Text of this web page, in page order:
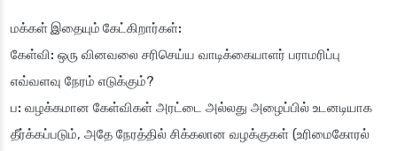
மக்கள் இதையும் கேட்கிறார்கள்:
கேள்வி: ஒரு வினவலை சரிசெய்ய வாடிக்கையாளர் பராமரிப்பு
எவ்வளவு நேரம் எடுக்கும்?
ப: வழக்கமான கேள்விகள் அரட்டை அல்லது அழைப்பில் உடனடியாக
தீர்க்கப்படும், அதே நேரத்தில் சிக்கலான வழக்குகள் (உரிமைகோரல்